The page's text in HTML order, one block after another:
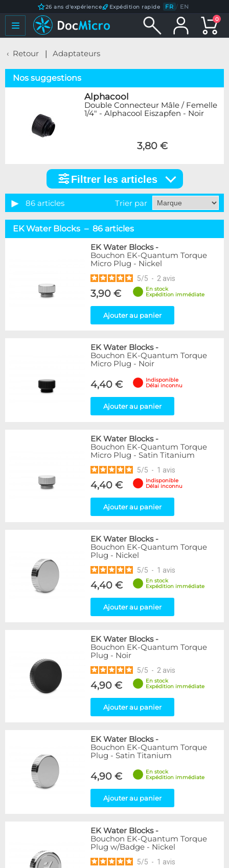
26 ans d'expérience Expédition rapide FR / EN
0
Retour Adaptateurs
Nos suggestions
Alphacool
Double Connecteur Mâle / Femelle
1/4" - Alphacool Eiszapfen - Noir
3,80 €
articles
Catégorie
Passe-Cloison
4
11
64
7
Marque
23
38
10
86
Thermal Grizzly
7
XSPC
1
22
1
15
17
Forme
Bouchon
Coudé 45°
6
8
39
Disponibilité / Promotions
Articles en stock
Articles en promotions
Filtrer les articles
86 articles Trier par
EK Water Blocks – 86 articles
EK Water Blocks-
Bouchon EK-Quantum Torque
Micro Plug - Nickel
5/5 - 2 avis
3,90 €
En stock
Expédition immédiate
Ajouter au panier
EK Water Blocks-
Bouchon EK-Quantum Torque
Micro Plug - Noir
4,40 €
Indisponible
Délai inconnu
Ajouter au panier
EK Water Blocks-
Bouchon EK-Quantum Torque
Micro Plug - Satin Titanium
5/5 - 1 avis
4,40 €
Indisponible
Délai inconnu
Ajouter au panier
EK Water Blocks-
Bouchon EK-Quantum Torque
Plug - Nickel
5/5 - 1 avis
4,40 €
En stock
Expédition immédiate
Ajouter au panier
EK Water Blocks-
Bouchon EK-Quantum Torque
Plug - Noir
5/5 - 2 avis
4,90 €
En stock
Expédition immédiate
Ajouter au panier
EK Water Blocks-
Bouchon EK-Quantum Torque
Plug - Satin Titanium
4,90 €
En stock
Expédition immédiate
Ajouter au panier
EK Water Blocks-
Bouchon EK-Quantum Torque
Plug w/Badge - Nickel
5/5 - 1 avis